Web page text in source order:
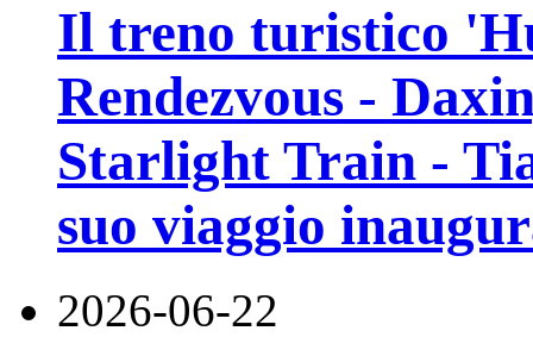
Il treno turistico
Rendezvous -
Starlight Train -
suo viaggio
2026-06-22